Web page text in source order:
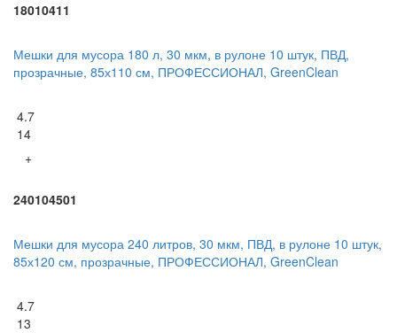
18010411
Мешки для мусора 180 л, 30 мкм, в рулоне 10 штук, ПВД,
прозрачные, 85х110 см, ПРОФЕССИОНАЛ, GreenClean
4.7
14
+
240104501
Мешки для мусора 240 литров, 30 мкм, ПВД, в рулоне 10 штук,
85х120 см, прозрачные, ПРОФЕССИОНАЛ, GreenClean
4.7
13